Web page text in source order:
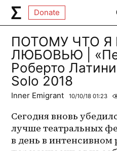
Donate
ПОТОМУ ЧТО Я
ЛЮБОВЬЮ |
Роберто
Solo 2018
Inner Emigrant 10/10/18 01:23
Сегодня вновь
лучше театральных
в день в